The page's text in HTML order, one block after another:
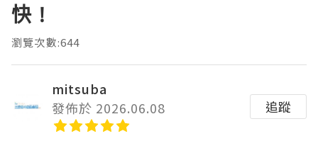
快 !
瀏覽次數:644
mitsuba
發佈於 2026.06.08
追蹤